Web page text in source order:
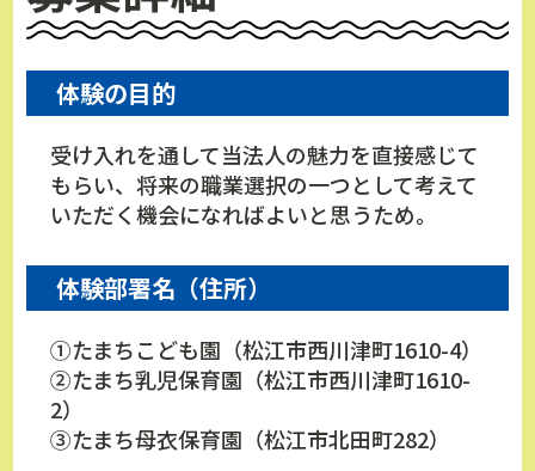
体験の目的
受け入れを通して当法人の魅力を直接感じて
もらい、将来の職業選択の一つとして考えて
いただく機会になればよいと思うため。
体験部署名（住所）
①たまちこども園（松江市西川津町1610-4）
②たまち乳児保育園（松江市西川津町1610-
2）
③たまち母衣保育園（松江市北田町282）